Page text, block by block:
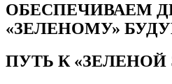
ОБЕСПЕЧИВАЕМ
«ЗЕЛЕНОМУ»
ПУТЬ К«ЗЕЛЕНОЙ